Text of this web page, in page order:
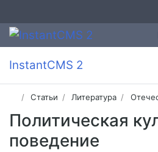
InstantCMS 2
Статьи Литература
Политическая
поведение